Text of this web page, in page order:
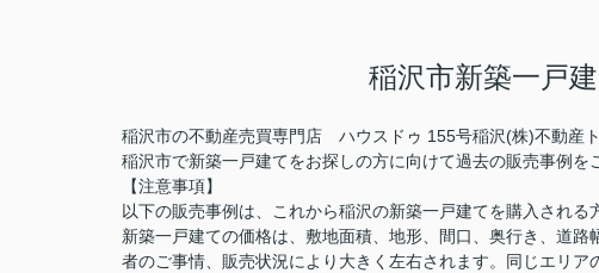
稲沢市新築一戸
稲沢市の不動産売買専門店 ハウスドゥ 155号稲沢(株)不動産ト
稲沢市で新築一戸建てをお探しの方に向けて過去の販売事例を
【注意事項】
以下の販売事例は、これから稲沢の新築一戸建てを購入される
新築一戸建ての価格は、敷地面積、地形、間口、奥行き、道
者のご事情、販売状況により大きく左右されます。同じエリ